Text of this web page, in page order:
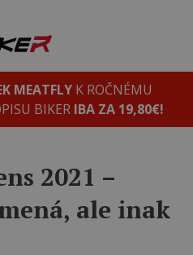
MEATFLYK ROČNÉMU
BIKER IBA ZA 19,80€!
2021 –
ale inak